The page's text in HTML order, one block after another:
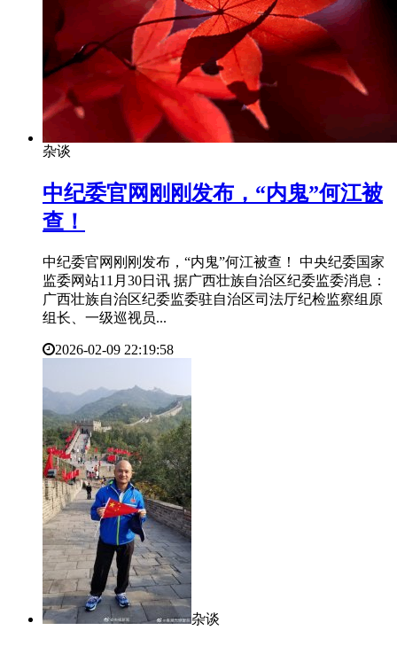
杂谈
​中纪委官网刚刚发布，“内鬼”何江被
查！
中纪委官网刚刚发布，“内鬼”何江被查！ 中央纪委国家
监委网站11月30日讯 据广西壮族自治区纪委监委消息：
广西壮族自治区纪委监委驻自治区司法厅纪检监察组原
组长、一级巡视员...
2026-02-09 22:19:58
杂谈